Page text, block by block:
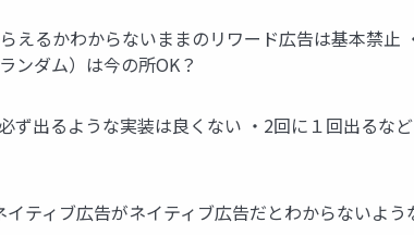
えるかわからないままのリワード広告は基本禁
ンダム）は今の所OK？
ず出るような実装は良くない ・2回に１回出るな
ティブ広告がネイティブ広告だとわからないよ